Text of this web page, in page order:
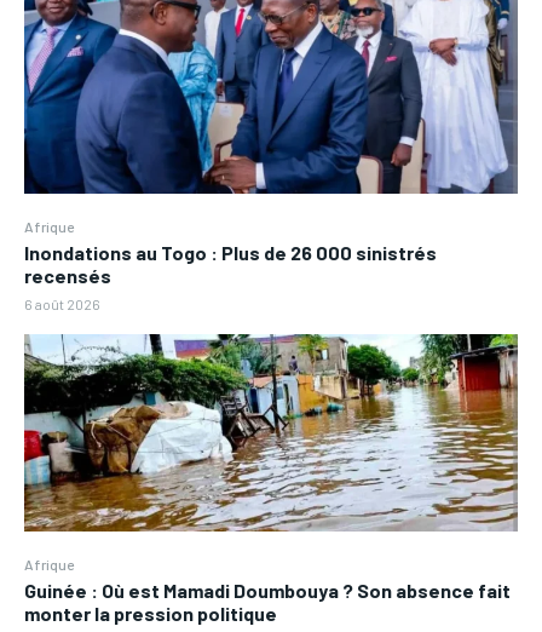
Afrique
Inondations au Togo : Plus de 26 000 sinistrés
recensés
6 août 2026
Afrique
Guinée : Où est Mamadi Doumbouya ? Son absence fait
monter la pression politique